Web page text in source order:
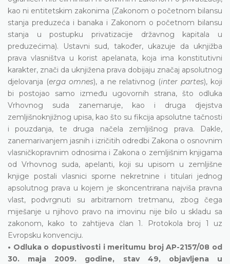
kao ni entitetskim zakonima (Zakonom o početnom bilansu
stanja preduzeća i banaka i Zakonom o početnom bilansu
stanja u postupku privatizacije državnog kapitala u
preduzećima). Ustavni sud, također, ukazuje da uknjižba
prava vlasništva u korist apelanata, koja ima konstitutivni
karakter, znači da uknjižena prava dobijaju značaj apsolutnog
djelovanja (erga omnes), a ne relativnog (inter partes), koji
bi postojao samo između ugovornih strana, što odluka
Vrhovnog suda zanemaruje, kao i druga djejstva
zemljišnoknjižnog upisa, kao što su fikcija apsolutne tačnosti
i pouzdanja, te druga načela zemljišnog prava. Dakle,
zanemarivanjem jasnih i izričitih odredbi Zakona o osnovnim
vlasničkopravnim odnosima i Zakona o zemljišnim knjigama
od Vrhovnog suda, apelanti, koji su upisom u zemljišne
knjige postali vlasnici sporne nekretnine i titulari jednog
apsolutnog prava u kojem je skoncentrirana najviša pravna
vlast, podvrgnuti su arbitrarnom tretmanu, zbog čega
miješanje u njihovo pravo na imovinu nije bilo u skladu sa
zakonom, kako to zahtijeva član 1. Protokola broj 1 uz
Evropsku konvenciju.
• Odluka o dopustivosti i meritumu broj AP-2157/08 od
30. maja 2009. godine, stav 49, objavljena u